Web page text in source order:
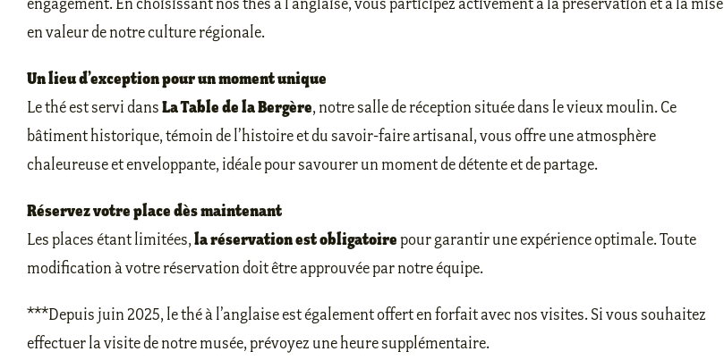
en valeur de notre culture régionale.
Un lieu d’exception pour un moment unique
Le thé est servi dansLa Table de la Bergère, notre salle de réception située dans le vieux moulin. Ce
bâtiment historique, témoin de l’histoire et du savoir-faire artisanal, vous offre une atmosphère
chaleureuse et enveloppante, idéale pour savourer un moment de détente et de partage.
Réservez votre place dès maintenant
Les places étant limitées,la réservation est obligatoirepour garantir une expérience optimale. Toute
modification à votre réservation doit être approuvée par notre équipe.
***Depuis juin 2025, le thé à l’anglaise est également offert en forfait avec nos visites. Si vous souhaitez
effectuer la visite de notre musée, prévoyez une heure supplémentaire.